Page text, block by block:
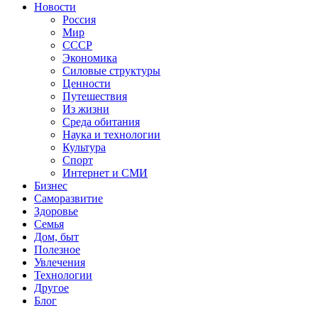
Новости
Россия
Мир
СССР
Экономика
Силовые структуры
Ценности
Путешествия
Из жизни
Среда обитания
Наука и технологии
Культура
Спорт
Интернет и СМИ
Бизнес
Саморазвитие
Здоровье
Семья
Дом, быт
Полезное
Увлечения
Технологии
Другое
Блог